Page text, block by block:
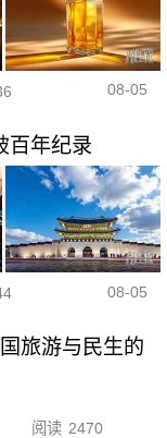
08-05
百年纪录
08-05
旅游与民生的
阅读 2470